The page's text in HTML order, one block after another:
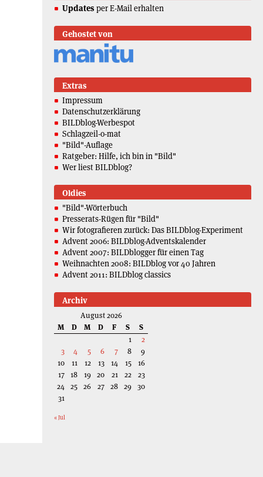
Updates per E-Mail erhalten
Gehostet von
Extras
Impressum
Datenschutzerklärung
BILDblog-Werbespot
Schlagzeil-o-mat
"Bild"-Auflage
Ratgeber: Hilfe, ich bin in "Bild"
Wer liest BILDblog?
Oldies
"Bild"-Wörterbuch
Presserats-Rügen für "Bild"
Wir fotografieren zurück: Das BILDblog-Experiment
Advent 2006: BILDblog-Adventskalender
Advent 2007: BILDblogger für einen Tag
Weihnachten 2008: BILDblog vor 40 Jahren
Advent 2011: BILDblog classics
Archiv
August 2026
M
D M D F S
S
1
2
3
4 5 6 7 8
9
10
11 12 13 14 15
16
17 18 19 20 21 22
23
24 25 26 27 28 29 30
31
« Jul